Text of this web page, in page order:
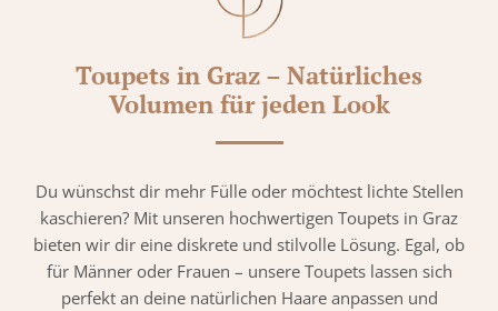
Toupets in Graz – Natürliches
Volumen für jeden Look
Du wünschst dir mehr Fülle oder möchtest lichte Stellen
kaschieren? Mit unseren hochwertigen Toupets in Graz
bieten wir dir eine diskrete und stilvolle Lösung. Egal, ob
für Männer oder Frauen – unsere Toupets lassen sich
perfekt an deine natürlichen Haare anpassen und